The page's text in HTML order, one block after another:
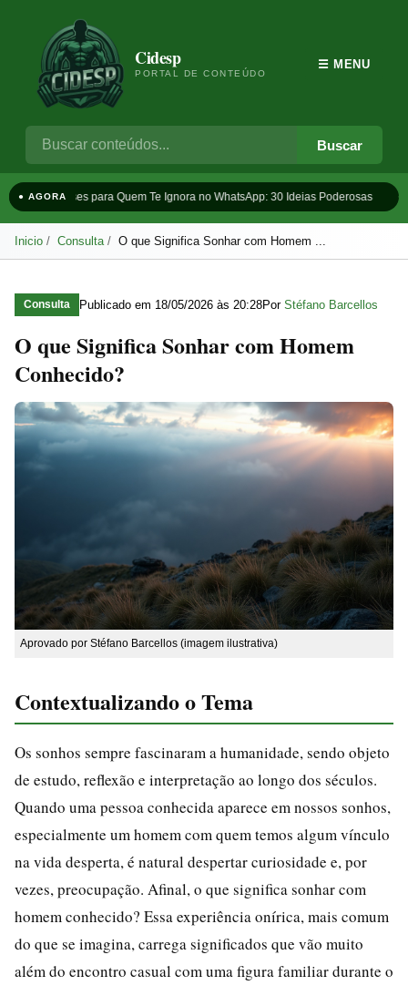
Cidesp
PORTAL DE CONTEÚDO
Buscar
☰ MENU
● AGORAFrases para Quem Te Ignora no WhatsApp: 30 Ideias Poderosas
Inicio Consulta O que Significa Sonhar com Homem ...
Consulta Publicado em 18/05/2026 às 20:28Por Stéfano Barcellos
O que Significa Sonhar com Homem
Conhecido?
Aprovado por Stéfano Barcellos (imagem ilustrativa)
Contextualizando o Tema
Os sonhos sempre fascinaram a humanidade, sendo objeto
de estudo, reflexão e interpretação ao longo dos séculos.
Quando uma pessoa conhecida aparece em nossos sonhos,
especialmente um homem com quem temos algum vínculo
na vida desperta, é natural despertar curiosidade e, por
vezes, preocupação. Afinal, o que significa sonhar com
homem conhecido? Essa experiência onírica, mais comum
do que se imagina, carrega significados que vão muito
além do encontro casual com uma figura familiar durante o